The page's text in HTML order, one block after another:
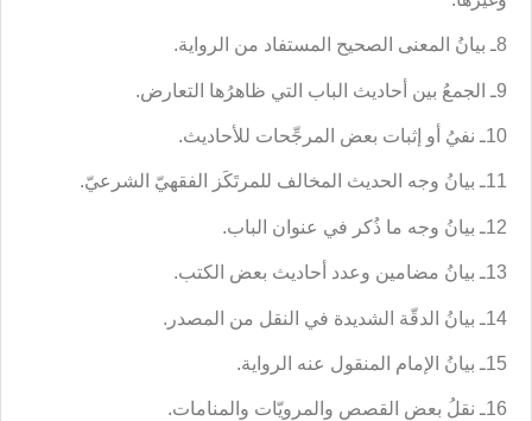
8ـ بيانُ المعنى الصحيح المستفاد من الرواية.
9ـ الجمعُ بين أحاديث الباب التي ظاهرُها التعارض.
10ـ نفيُ أو إثبات بعض المرجِّحات للأحاديث.
11ـ بيانُ وجه الحديث المخالف للمرتَكَز الفقهيّ الشرعيّ.
12ـ بيانُ وجه ما ذُكر في عنوان الباب.
13ـ بيانُ مضامين وعدد أحاديث بعض الكتب.
14ـ بيانُ الدقّة الشديدة في النقل من المصدر.
15ـ بيانُ الإمام المنقول عنه الرواية.
16ـ نقلُ بعض القصص والمرويّات والمنامات.